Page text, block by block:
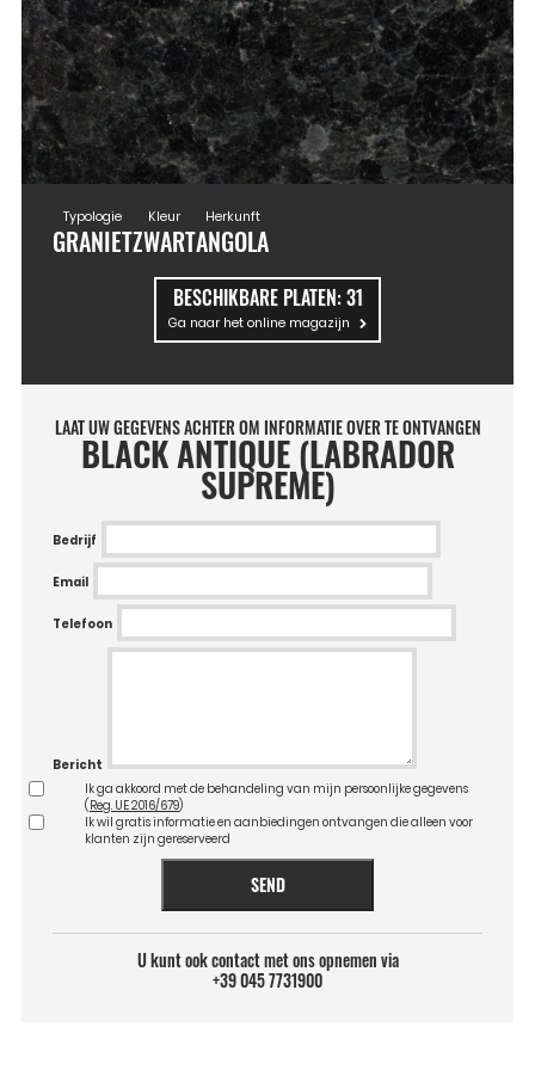
Typologie
GRANIET
Kleur
ZWART
Herkunft
ANGOLA
BESCHIKBARE PLATEN:31
Ga naar het online magazijn
LAAT UW GEGEVENS ACHTER OM INFORMATIE OVER TE ONTVANGEN
BLACK ANTIQUE (LABRADOR
SUPREME)
Bedrijf
Email
Telefoon
Bericht
Ik ga akkoord met de behandeling van mijn persoonlijke gegevens
( Reg. UE 2016/679)
Ik wil gratis informatie en aanbiedingen ontvangen die alleen voor
klanten zijn gereserveerd
SEND
U kunt ook contact met ons opnemen via
+39 045 7731900